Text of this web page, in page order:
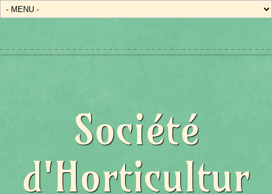
Société
d'Horticultur